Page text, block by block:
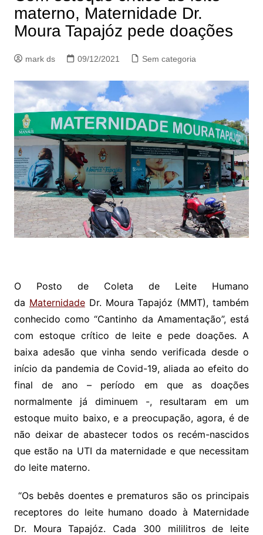
materno, Maternidade Dr.
Moura Tapajóz pede doações
mark ds 09/12/2021 Sem categoria
O Posto de Coleta de Leite Humano
da MaternidadeDr. Moura Tapajóz (MMT), também
conhecido como “Cantinho da Amamentação”, está
com estoque crítico de leite e pede doações. A
baixa adesão que vinha sendo verificada desde o
início da pandemia de Covid-19, aliada ao efeito do
final de ano – período em que as doações
normalmente já diminuem -, resultaram em um
estoque muito baixo, e a preocupação, agora, é de
não deixar de abastecer todos os recém-nascidos
que estão na UTI da maternidade e que necessitam
do leite materno.
“Os bebês doentes e prematuros são os principais
receptores do leite humano doado à Maternidade
Dr. Moura Tapajóz. Cada 300 mililitros de leite